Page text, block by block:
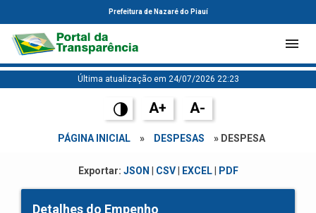
Prefeitura de Nazaré do Piauí
Última atualização em 24/07/2026 22:23
A+ A-
PÁGINA INICIAL » DESPESAS » DESPESA
Exportar: JSON CSV| EXCEL| PDF
Detalhes do Empenho